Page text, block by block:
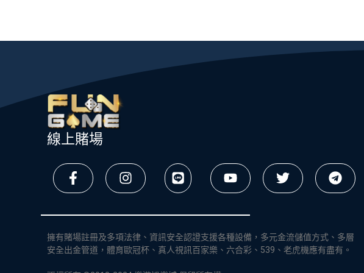
線上賭場
擁有賭場註冊及多項法律、資訊安全認證支援各種設備，多元金流儲值方式、多層
安全出金管道，體育歐冠杯、真人視訊百家樂、六合彩、539、老虎機應有盡有。